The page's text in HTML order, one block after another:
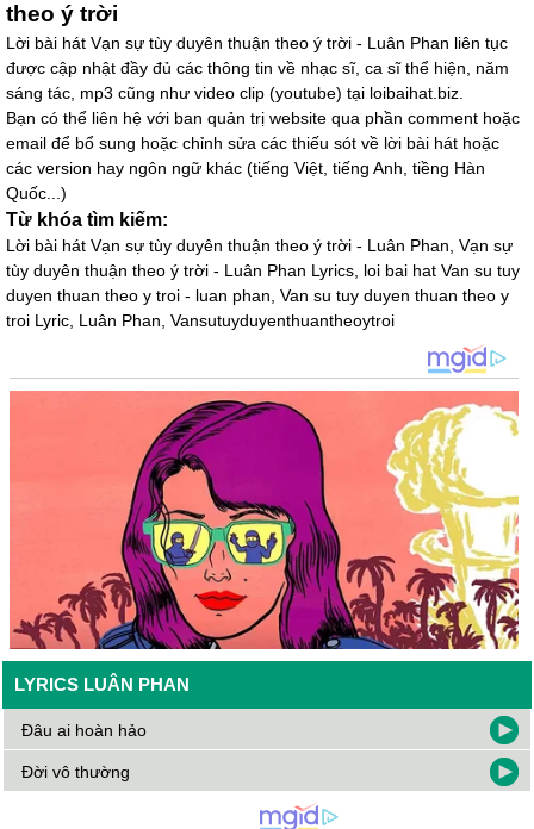
theo ý trời
Lời bài hát Vạn sự tùy duyên thuận theo ý trời - Luân Phan liên tục
được cập nhật đầy đủ các thông tin về nhạc sĩ, ca sĩ thể hiện, năm
sáng tác, mp3 cũng như video clip (youtube) tại loibaihat.biz.
Bạn có thể liên hệ với ban quản trị website qua phần comment hoặc
email để bổ sung hoặc chỉnh sửa các thiếu sót về lời bài hát hoặc
các version hay ngôn ngữ khác (tiếng Việt, tiếng Anh, tiềng Hàn
Quốc...)
Từ khóa tìm kiếm:
Lời bài hát Vạn sự tùy duyên thuận theo ý trời - Luân Phan, Vạn sự
tùy duyên thuận theo ý trời - Luân Phan Lyrics, loi bai hat Van su tuy
duyen thuan theo y troi - luan phan, Van su tuy duyen thuan theo y
troi Lyric, Luân Phan, Vansutuyduyenthuantheoytroi
LYRICS LUÂN PHAN
Đâu ai hoàn hảo
Đời vô thường